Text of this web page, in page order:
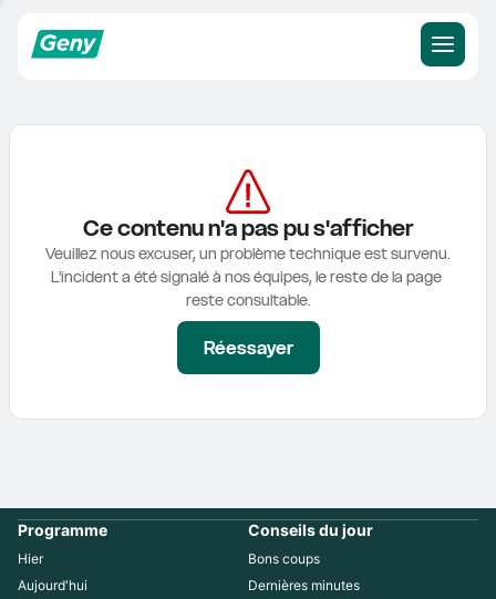
Ce contenu n'a pas pu s'afficher
Veuillez nous excuser, un problème technique est survenu.
L'incident a été signalé à nos équipes, le reste de la page
reste consultable.
Réessayer
Programme
Hier
Aujourd'hui
Conseils du jour
Bons coups
Dernières minutes